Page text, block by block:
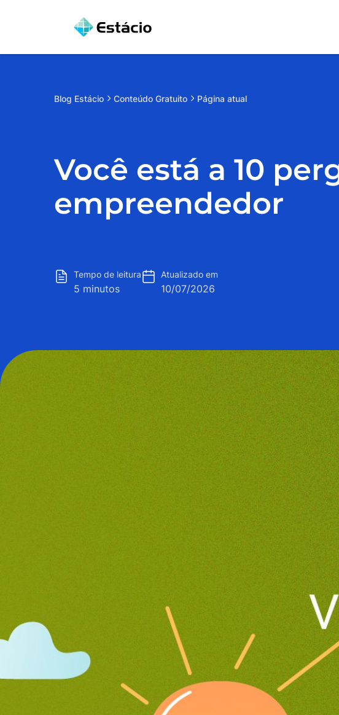
Blog Estácio Conteúdo Gratuito Página atual
Você está a 10
empreendedor
Tempo de leitura
5 minutos
Atualizado em
10/07/2026